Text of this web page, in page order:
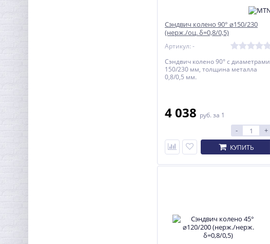
Сэндвич колено 90° ⌀150/230
(нерж./оц. δ=0,8/0,5)
Артикул: -
Сэндвич колено 90° с диаметрами
150/230 мм, толщина металла
0,8/0,5 мм.
4 038 руб. за 1
- +
КУПИТЬ